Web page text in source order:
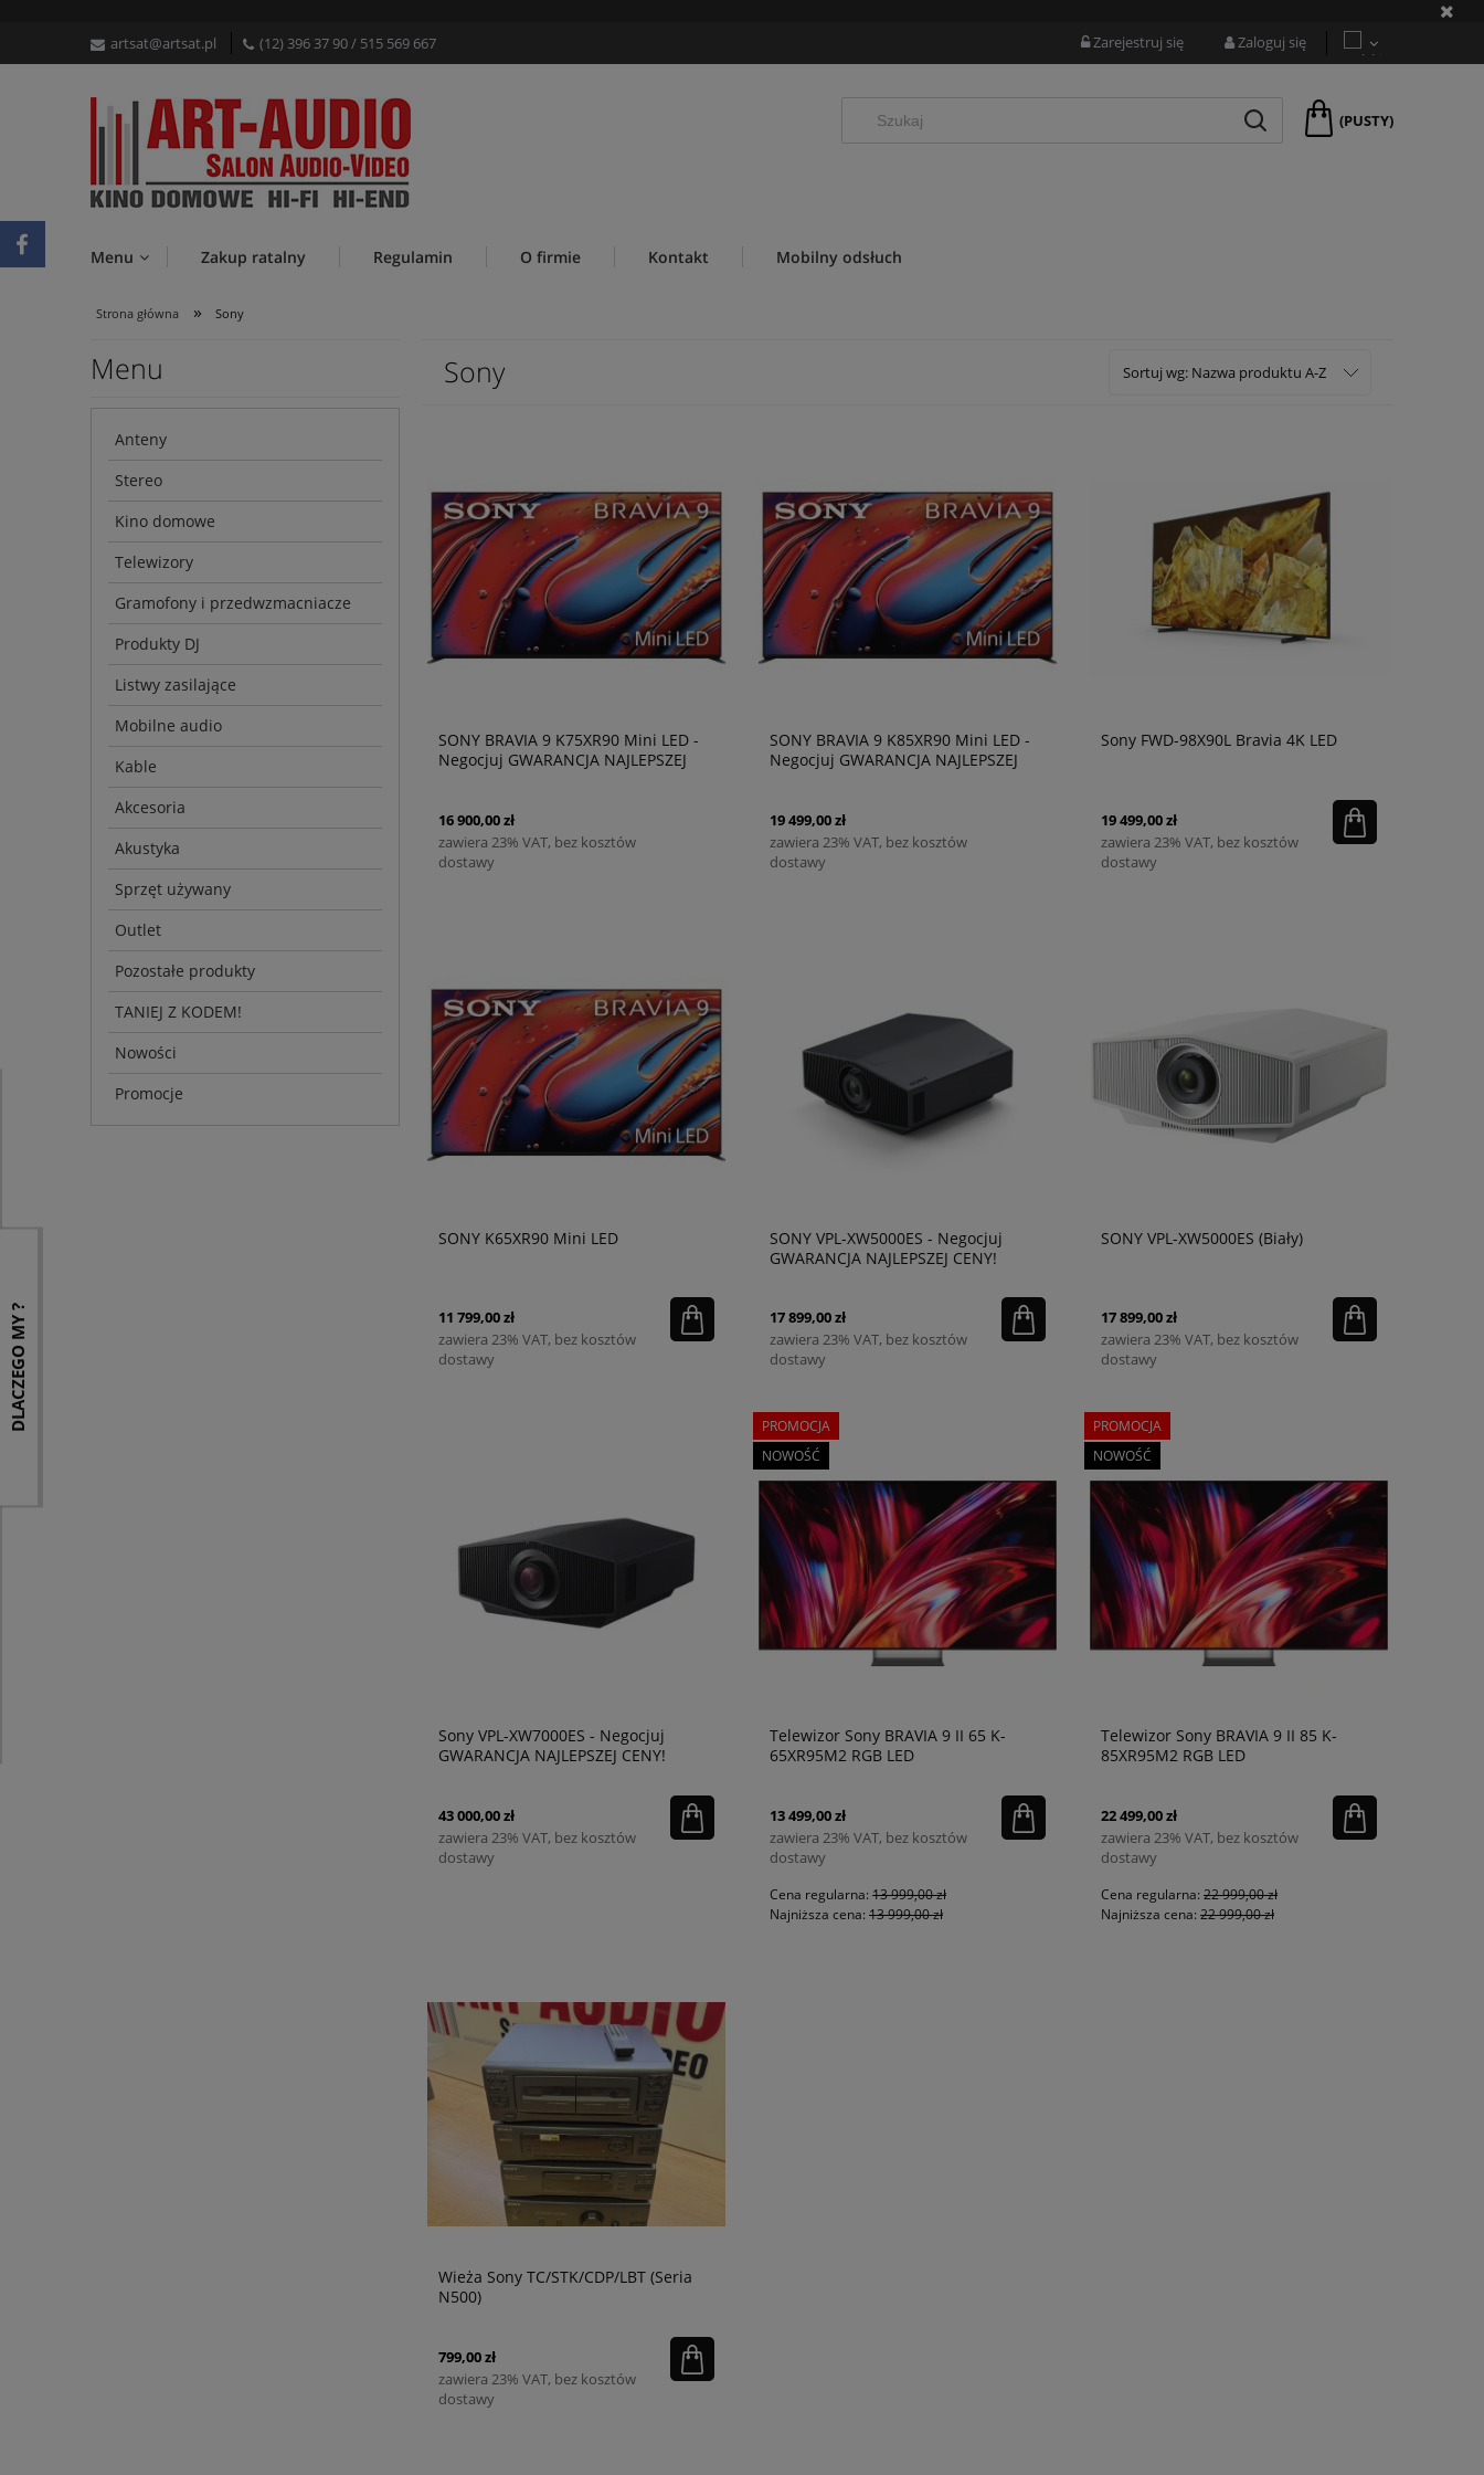
artsat@artsat.pl (12) 396 37 90/ 515 569 667 Zarejestruj się Zaloguj się
(PUSTY)
Menu Zakup ratalny Regulamin O firmie Kontakt Mobilny odsłuch
Strona główna » Sony
Menu
Anteny
Stereo
Kino domowe
Telewizory
Gramofony i przedwzmacniacze
Produkty DJ
Listwy zasilające
Mobilne audio
Kable
Akcesoria
Akustyka
Sprzęt używany
Outlet
Pozostałe produkty
TANIEJ Z KODEM!
Nowości
Promocje
Sony Sortuj wg: Nazwa produktu A-Z
SONY BRAVIA 9 K75XR90 Mini LED -
Negocjuj GWARANCJA NAJLEPSZEJ
16 900,00 zł
zawiera 23% VAT, bez kosztów
dostawy
SONY BRAVIA 9 K85XR90 Mini LED -
Negocjuj GWARANCJA NAJLEPSZEJ
19 499,00 zł
zawiera 23% VAT, bez kosztów
dostawy
Sony FWD-98X90L Bravia 4K LED
19 499,00 zł
zawiera 23% VAT, bez kosztów
dostawy
SONY K65XR90 Mini LED
11 799,00 zł
zawiera 23% VAT, bez kosztów
dostawy
SONY VPL-XW5000ES - Negocjuj
GWARANCJA NAJLEPSZEJ CENY!
17 899,00 zł
zawiera 23% VAT, bez kosztów
dostawy
SONY VPL-XW5000ES (Biały)
17 899,00 zł
zawiera 23% VAT, bez kosztów
dostawy
Sony VPL-XW7000ES - Negocjuj
GWARANCJA NAJLEPSZEJ CENY!
43 000,00 zł
zawiera 23% VAT, bez kosztów
dostawy
Telewizor Sony BRAVIA 9 II 65 K-
65XR95M2 RGB LED
13 499,00 zł
zawiera 23% VAT, bez kosztów
dostawy
Cena regularna: 13 999,00 zł
Najniższa cena: 13 999,00 zł
PROMOCJA
NOWOŚĆ
Telewizor Sony BRAVIA 9 II 85 K-
85XR95M2 RGB LED
22 499,00 zł
zawiera 23% VAT, bez kosztów
dostawy
Cena regularna: 22 999,00 zł
Najniższa cena: 22 999,00 zł
PROMOCJA
NOWOŚĆ
Wieża Sony TC/STK/CDP/LBT (Seria
N500)
799,00 zł
zawiera 23% VAT, bez kosztów
dostawy
DLACZEGO MY ?